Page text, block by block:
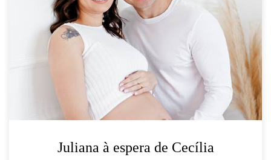
Juliana à espera de Cecília